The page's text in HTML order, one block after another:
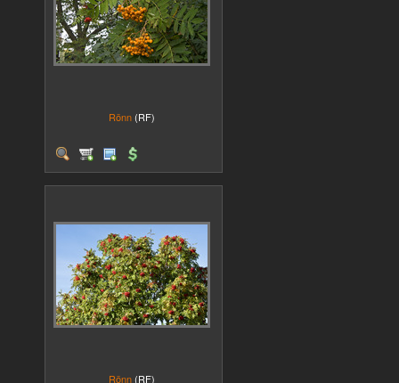
Rönn (RF)
Rönn (RF)